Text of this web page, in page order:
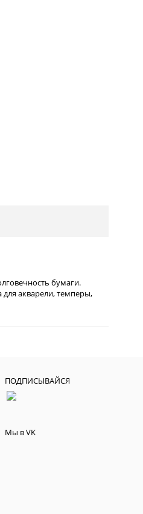
бумаги.
акварели, темперы,
ПОДПИСЫВАЙСЯ
Мы в VK